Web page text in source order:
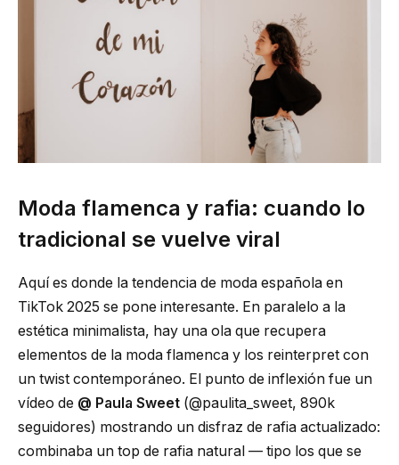
Moda flamenca y rafia: cuando lo
tradicional se vuelve viral
Aquí es donde la tendencia de moda española en
TikTok 2025 se pone interesante. En paralelo a la
estética minimalista, hay una ola que recupera
elementos de la moda flamenca y los reinterpret con
un twist contemporáneo. El punto de inflexión fue un
vídeo de @ Paula Sweet (@paulita_sweet, 890k
seguidores) mostrando un disfraz de rafia actualizado:
combinaba un top de rafia natural — tipo los que se